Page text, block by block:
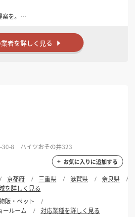
を。
受け止めた上で ちょっと視野が広がるエッ
空間につながると考えています。
し、ミニマムな体制を維持する。
満足感を感じていただくために。
者を詳しく見る
30-8 ハイツおその井323
お気に入りに追加する
京都府 三重県 滋賀県
奈良県
を詳しく見る
販・ペット
ールーム
対応業種を詳しく見る